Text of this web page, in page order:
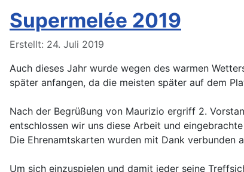
Supermelée 2019
Details
Erstellt: 24. Juli 2019
Auch dieses Jahr wurde wegen des warmen
später anfangen, da die meisten später auf dem
Nach der Begrüßung von Maurizio ergriff 2.
entschlossen wir uns diese Arbeit und
Die Ehrenamtskarten wurden mit Dank verbunden
Um sich einzuspielen und damit jeder seine